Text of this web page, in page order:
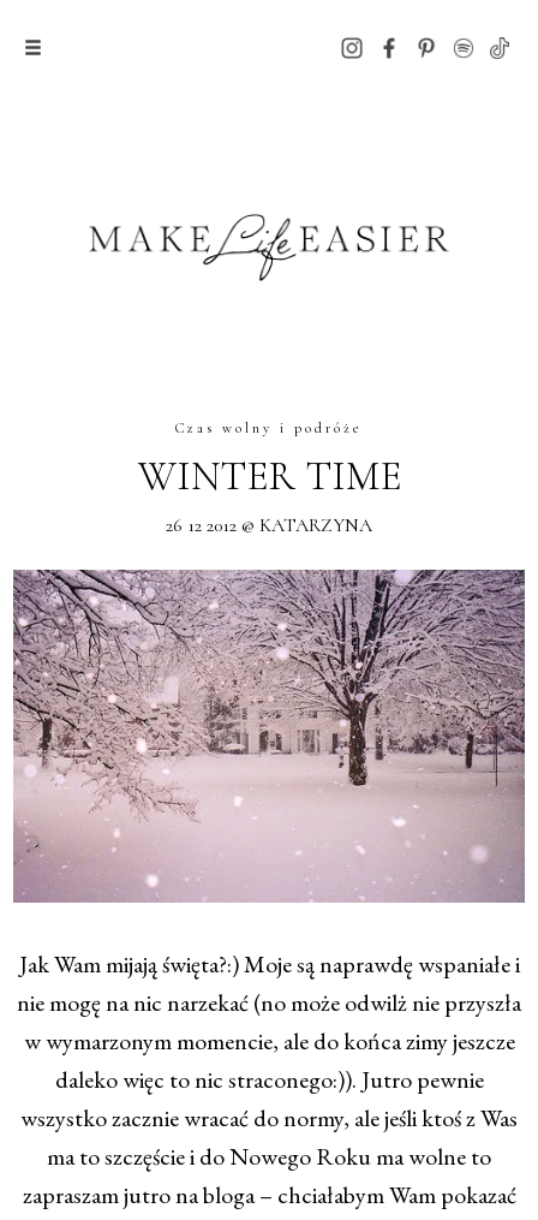
Czas wolny i podróże
WINTER TIME
26 12 2012 @ KATARZYNA
Jak Wam mijają święta?:) Moje są naprawdę wspaniałe i
nie mogę na nic narzekać (no może odwilż nie przyszła
w wymarzonym momencie, ale do końca zimy jeszcze
daleko więc to nic straconego:)). Jutro pewnie
wszystko zacznie wracać do normy, ale jeśli ktoś z Was
ma to szczęście i do Nowego Roku ma wolne to
zapraszam jutro na bloga – chciałabym Wam pokazać